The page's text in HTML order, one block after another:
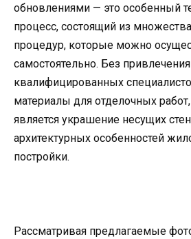
обновлениями — это особенный
процесс, состоящий из
процедур, которые можно
самостоятельно. Без
квалифицированных
материалы для отделочных
является украшение несущих
архитектурных особенностей
постройки.
Рассматривая предлагаемые